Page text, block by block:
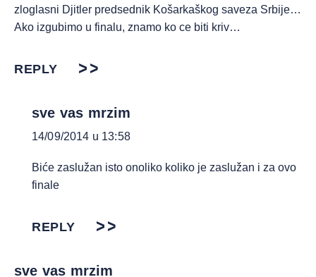
zloglasni Djitler predsednik Košarkaškog saveza Srbije…
Ako izgubimo u finalu, znamo ko ce biti kriv…
REPLY
sve vas mrzim
14/09/2014 u 13:58
Biće zaslužan isto onoliko koliko je zaslužan i za ovo
finale
REPLY
sve vas mrzim